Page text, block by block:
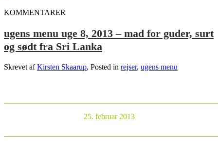
KOMMENTARER
ugens menu uge 8, 2013 – mad for guder, surt
og sødt fra Sri Lanka
Skrevet afKirsten Skaarup, Posted in rejser, ugens menu
25. februar 2013